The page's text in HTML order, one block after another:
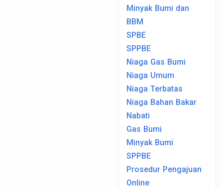
Minyak Bumi dan
BBM
SPBE
SPPBE
Niaga Gas Bumi
Niaga Umum
Niaga Terbatas
Niaga Bahan Bakar
Nabati
Gas Bumi
Minyak Bumi
SPPBE
Prosedur Pengajuan
Online